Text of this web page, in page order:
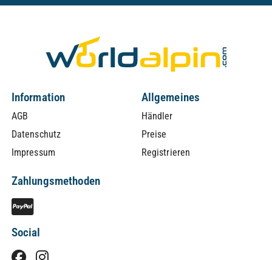
Information
AGB
Datenschutz
Impressum
Allgemeines
Händler
Preise
Registrieren
Zahlungsmethoden
Social